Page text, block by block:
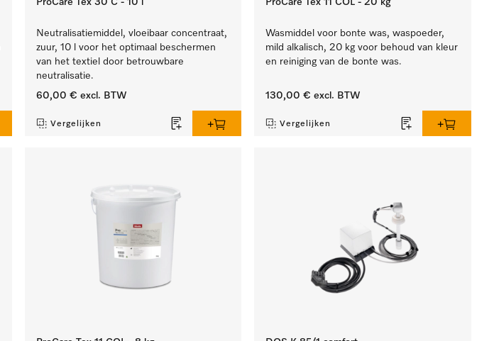
ProCare Tex 30 C - 10 l
Neutralisatiemiddel, vloeibaar concentraat,
zuur, 10 l voor het optimaal beschermen
van het textiel door betrouwbare
neutralisatie.
60,00 € excl. BTW
Vergelijken
ProCare Tex 11 COL - 20 kg
Wasmiddel voor bonte was, waspoeder,
mild alkalisch, 20 kg voor behoud van kleur
en reiniging van de bonte was.
130,00 € excl. BTW
Vergelijken